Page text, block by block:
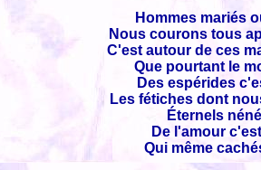
Hommes mariés
Nous courons tous
C'est autour de ces
Que pourtant le
Des espérides
Les fétiches dont
Éternels
De l'amour
Qui même